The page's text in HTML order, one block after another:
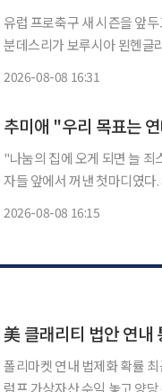
유럽 프로축구 새 시즌을 앞두고
분데스리가 보루시아 묀헨글
2026-08-08 16:31
추미애 "우리 목표는
"나눔의 집에 오게 되면 늘
자들 앞에서 꺼낸 첫마디였다. 8일 이투데이 취재를 종합하면 경기도는 이날 광주시 나눔의
2026-08-08 16:15
美 클래리티 법안 연
폴리마켓 연내 법제화 확률
럼프 가상자산 수익 놓고 양